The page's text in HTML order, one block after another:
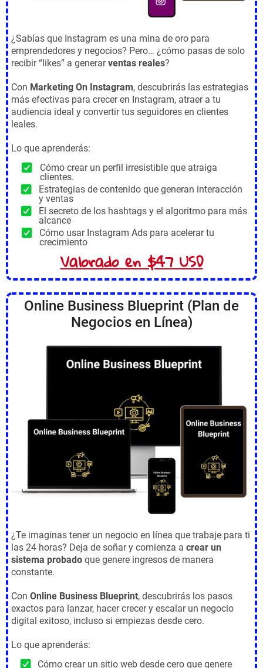
¿Sabías que Instagram es una mina de oro para
emprendedores y negocios? Pero… ¿cómo pasas de solo
recibir “likes” a generarventas reales?
Con Marketing On Instagram, descubrirás las estrategias
más efectivas para crecer en Instagram, atraer a tu
audiencia ideal y convertir tus seguidores en clientes
leales.
Lo que aprenderás:
Cómo crear un perfil irresistible que atraiga
clientes.
Estrategias de contenido que generan interacción
y ventas
El secreto de los hashtags y el algoritmo para más
alcance
Cómo usar Instagram Ads para acelerar tu
crecimiento
Valorado en $47 USD
Online Business Blueprint (Plan de
Negocios en Línea)
¿Te imaginas tener un negocio en línea que trabaje para ti
las 24 horas? Deja de soñar y comienza a crear un
sistema probado que genere ingresos de manera
constante.
Con Online Business Blueprint, descubrirás los pasos
exactos para lanzar, hacer crecer y escalar un negocio
digital exitoso, incluso si empiezas desde cero.
Lo que aprenderás:
Cómo crear un sitio web desde cero que genere